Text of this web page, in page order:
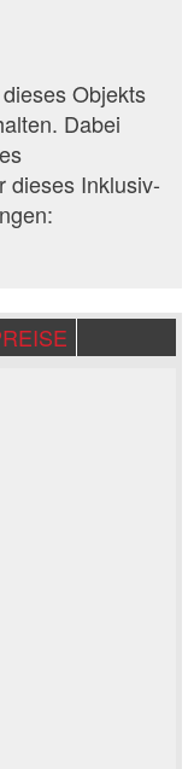
Objekts
Dabei
dieses Inklusiv-